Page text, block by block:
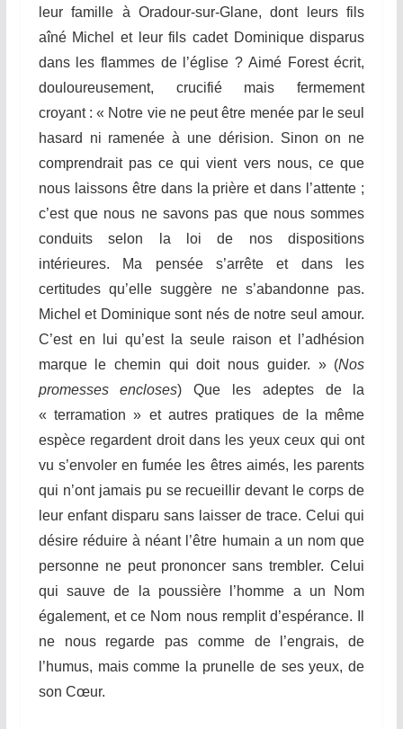
leur famille à Oradour-sur-Glane, dont leurs fils
aîné Michel et leur fils cadet Dominique disparus
dans les flammes de l’église ? Aimé Forest écrit,
douloureusement, crucifié mais fermement
croyant : « Notre vie ne peut être menée par le seul
hasard ni ramenée à une dérision. Sinon on ne
comprendrait pas ce qui vient vers nous, ce que
nous laissons être dans la prière et dans l’attente ;
c’est que nous ne savons pas que nous sommes
conduits selon la loi de nos dispositions
intérieures. Ma pensée s’arrête et dans les
certitudes qu’elle suggère ne s’abandonne pas.
Michel et Dominique sont nés de notre seul amour.
C’est en lui qu’est la seule raison et l’adhésion
marque le chemin qui doit nous guider. » (Nos
promesses encloses) Que les adeptes de la
« terramation » et autres pratiques de la même
espèce regardent droit dans les yeux ceux qui ont
vu s’envoler en fumée les êtres aimés, les parents
qui n’ont jamais pu se recueillir devant le corps de
leur enfant disparu sans laisser de trace. Celui qui
désire réduire à néant l’être humain a un nom que
personne ne peut prononcer sans trembler. Celui
qui sauve de la poussière l’homme a un Nom
également, et ce Nom nous remplit d’espérance. Il
ne nous regarde pas comme de l’engrais, de
l’humus, mais comme la prunelle de ses yeux, de
son Cœur.